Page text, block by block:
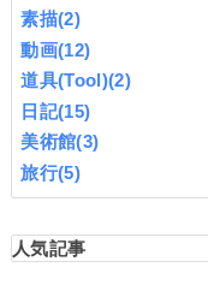
素描(2)
動画(12)
道具(Tool)(2)
日記(15)
美術館(3)
旅行(5)
人気記事